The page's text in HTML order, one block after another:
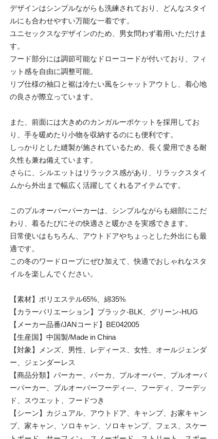
デザインはシンプルながらも洗練されており、どんなスタイ
ルにも合わせやすい万能な一着です。
ユニセックスなデザインのため、男女問わず着用いただけま
す。
フード部分には調節可能なドローコードが付いており、フィ
ット感を自由に調整可能。
リブ仕様の袖口と裾は冷たい風をシャットアウトし、着心地
の良さが際立っています。
また、前面には大きめのカンガルーポケットを採用してお
り、手を暖めたり小物を収納するのにも便利です。
しっかりとした縫製が施されているため、長く愛用できる耐
久性も兼ね備えています。
さらに、シルエットはリラックス感があり、リラックスタイ
ムから外出まで幅広く活躍してくれるアイテムです。
このプルオーバーパーカーは、シンプルながらも細部にこだ
わり、着るたびにその快適さと暖かさを実感できます。
日常使いはもちろん、アウトドアやちょっとした外出にも最
適です。
この冬のワードローブにぜひ加えて、快適でおしゃれなスタ
イルを楽しんでください。
【素材】ポリエステル65%、綿35%
【カラーバリエーション】ブラック-BLK、グリーン-HUG
【メーカー品番/JANコード】BE042005
【生産国】中国製/Made in China
【対象】メンズ、男性、レディース、女性、オールジェンダ
ー、ジェンダーレス
【商品分類】パーカー、パーカ、プルオーバー、プルオーバ
ーパーカー、プルオーバーフーディ―、フーディ、フーデッ
ド、スウエット、フードつき
【シーン】カジュアル、アウトドア、キャンプ、お家キャン
プ、家キャン、ソロキャン、ソロキャンプ、フェス、スケー